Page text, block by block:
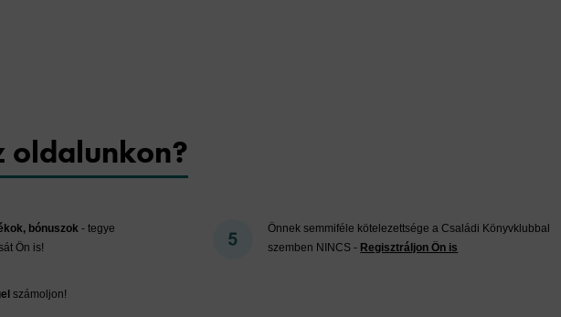
oldalunkon?
bónuszok- tegye
Ön is!
számoljon!
Önnek semmiféle kötelezettsége a Családi Könyvklubbal
szemben NINCS - Regisztráljon Ön is